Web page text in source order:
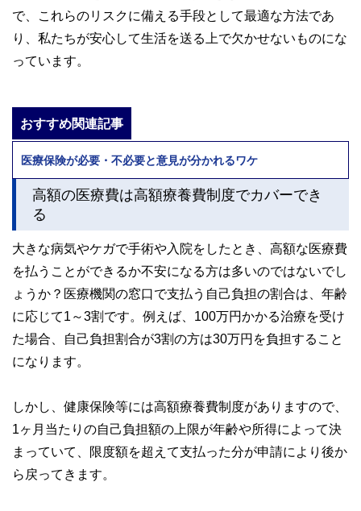
で、これらのリスクに備える手段として最適な方法であ
り、私たちが安心して生活を送る上で欠かせないものにな
っています。
おすすめ関連記事
医療保険が必要・不必要と意見が分かれるワケ
高額の医療費は高額療養費制度でカバーでき
る
大きな病気やケガで手術や入院をしたとき、高額な医療費
を払うことができるか不安になる方は多いのではないでし
ょうか？医療機関の窓口で支払う自己負担の割合は、年齢
に応じて1～3割です。例えば、100万円かかる治療を受け
た場合、自己負担割合が3割の方は30万円を負担すること
になります。
しかし、健康保険等には高額療養費制度がありますので、
1ヶ月当たりの自己負担額の上限が年齢や所得によって決
まっていて、限度額を超えて支払った分が申請により後か
ら戻ってきます。